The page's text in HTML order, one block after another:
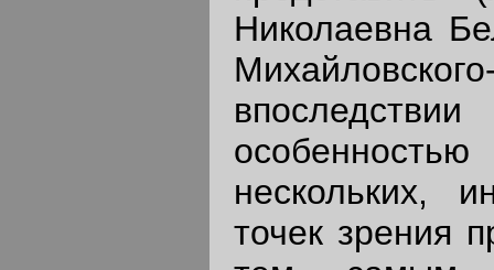
Николаевна
нескольких,
точек зрения